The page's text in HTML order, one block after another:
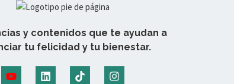
y contenidos que te ayudan a
tu felicidad y tu bienestar.